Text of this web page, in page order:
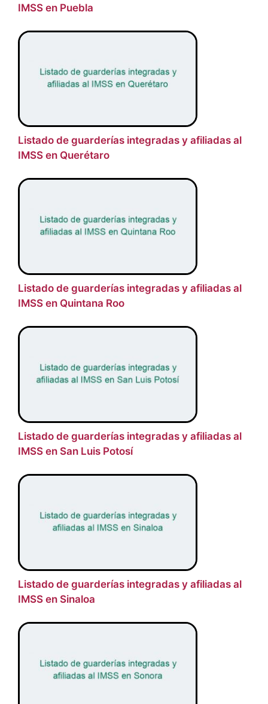
IMSS en Puebla
Listado de guarderías integradas y afiliadas al
IMSS en Querétaro
Listado de guarderías integradas y afiliadas al
IMSS en Quintana Roo
Listado de guarderías integradas y afiliadas al
IMSS en San Luis Potosí
Listado de guarderías integradas y afiliadas al
IMSS en Sinaloa